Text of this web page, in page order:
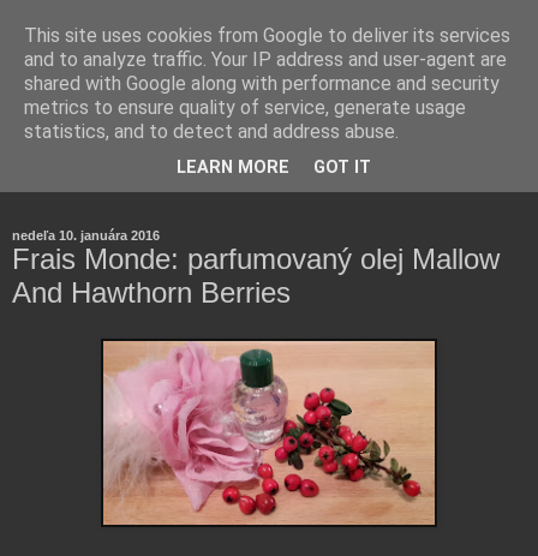
rozoberá témy o zdraví, živote a všetko možné.
nedeľa 10. januára 2016
Frais Monde: parfumovaný olej Mallow
And Hawthorn Berries
This site uses cookies from Google to deliver its services
and to analyze traffic. Your IP address and user-agent are
shared with Google along with performance and security
metrics to ensure quality of service, generate usage
statistics, and to detect and address abuse.
LEARN MORE GOT IT